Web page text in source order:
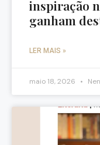
inspiração
ganham
LER MAIS »
maio 18, 2026